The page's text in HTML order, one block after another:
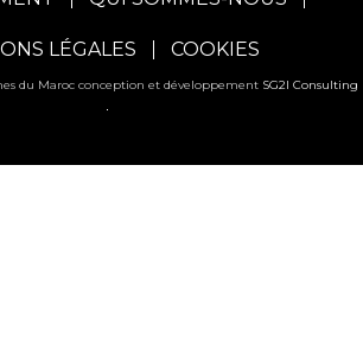
LÉGALES COOKIES
du Maroc conception et développement SG2I Consulting